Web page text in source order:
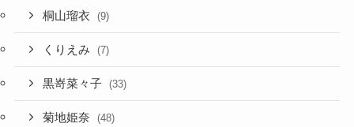
桐山瑠衣 (9)
くりえみ (7)
黒嵜菜々子 (33)
菊地姫奈 (48)